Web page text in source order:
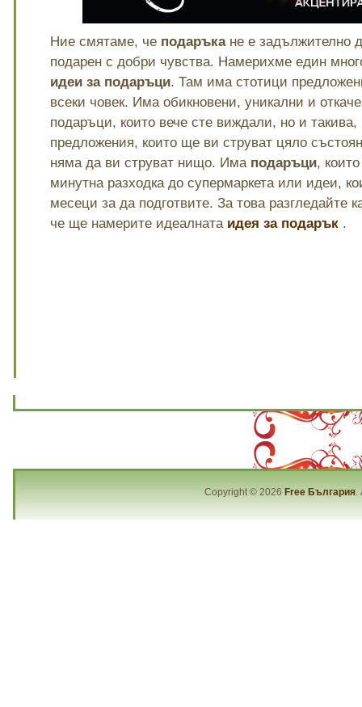
Ние смятаме, че подаръкане е задължително
подарен с добри чувства. Намерихме един
идеи за подаръци. Там има стотици
всеки човек. Има обикновени, уникални и
подаръци, които вече сте виждали, но и
предложения, които ще ви струват цяло
няма да ви струват нищо. Има подаръци,
минутна разходка до супермаркета или идеи,
месеци за да подготвите. За това разгледайте
че ще намерите идеалната идея за подарък.
Copyright © 2026 Free България.